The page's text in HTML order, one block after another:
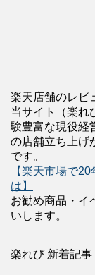
楽天店舗のレビ
当サイト（楽れ
験豊富な現役経
の店舗立ち上げ
です。
【楽天市場で
は】
お勧め商品・イ
いします。
楽れび 新着記事